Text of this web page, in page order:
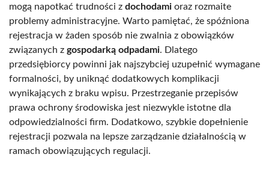
mogą napotkać trudności z dochodami oraz rozmaite
problemy administracyjne. Warto pamiętać, że spóźniona
rejestracja w żaden sposób nie zwalnia z obowiązków
związanych z gospodarką odpadami. Dlatego
przedsiębiorcy powinni jak najszybciej uzupełnić wymagane
formalności, by uniknąć dodatkowych komplikacji
wynikających z braku wpisu. Przestrzeganie przepisów
prawa ochrony środowiska jest niezwykle istotne dla
odpowiedzialności firm. Dodatkowo, szybkie dopełnienie
rejestracji pozwala na lepsze zarządzanie działalnością w
ramach obowiązujących regulacji.